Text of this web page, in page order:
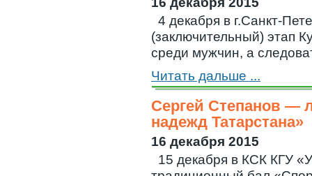
4 декабря в г.Санкт-
(заключительный) этап
среди мужчин, а
Читать дальше ...
Сергей Степанов —
надежд Татарстана»
16 декабря 2015
15 декабря в КСК КГУ